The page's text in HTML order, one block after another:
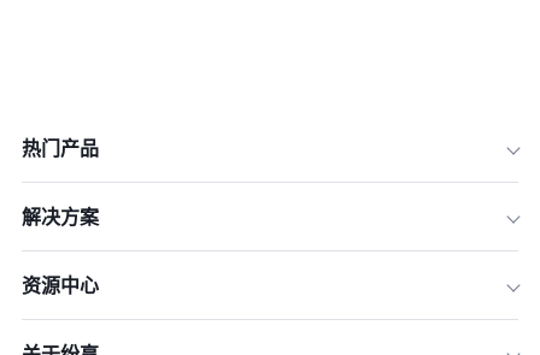
热门产品
解决方案
资源中心